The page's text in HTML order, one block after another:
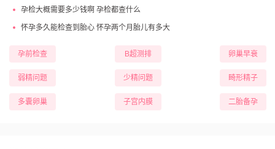
孕检大概需要多少钱啊 孕检都查什么
怀孕多久能检查到胎心 怀孕两个月胎儿有多大
孕前检查 B超测排 卵巢早衰
弱精问题 少精问题 畸形精子
多囊卵巢 子宫内膜 二胎备孕